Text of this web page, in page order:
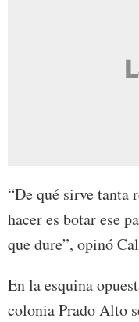
“De qué sirve tanta
hacer es botar ese
que dure”, opinó
En la esquina
colonia Prado Alto